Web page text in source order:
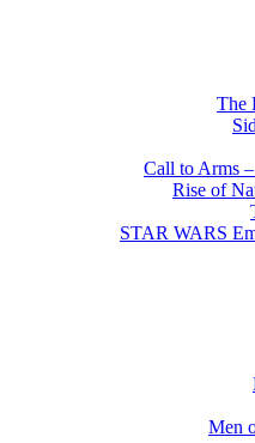
The
Call to Arms
Rise of
STAR WARS
Men